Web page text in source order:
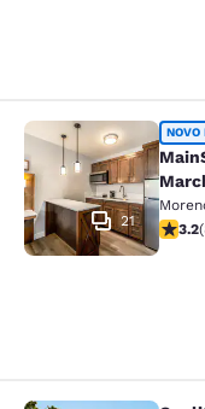
MainStay
21
NOVO
3.2(